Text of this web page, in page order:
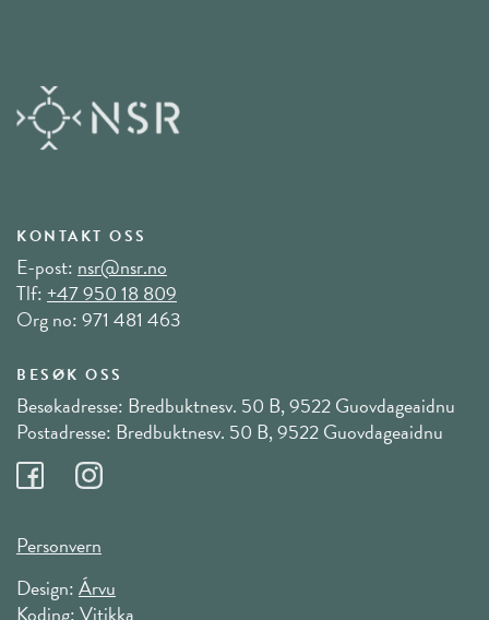
KONTAKT OSS
E-post:nsr@nsr.no
Tlf:+47 950 18 809
Org no: 971 481 463
BESØK OSS
Besøkadresse: Bredbuktnesv. 50 B, 9522 Guovdageaidnu
Postadresse: Bredbuktnesv. 50 B, 9522 Guovdageaidnu
Personvern
Design:Árvu